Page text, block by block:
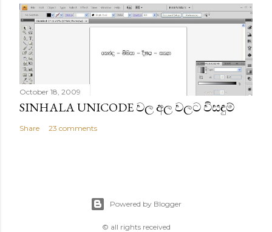
October 18, 2009
SINHALA UNICODE වල අල වලට විසඳුම්
Share 23 comments
Powered by Blogger
© all rights received